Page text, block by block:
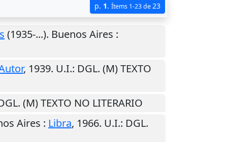
p. 1. Ítems 1-23 de 23
(1935-...). Buenos Aires :
, 1939. U.I.: DGL. (M) TEXTO
(M) TEXTO NO LITERARIO
Aires : Libra, 1966. U.I.: DGL.